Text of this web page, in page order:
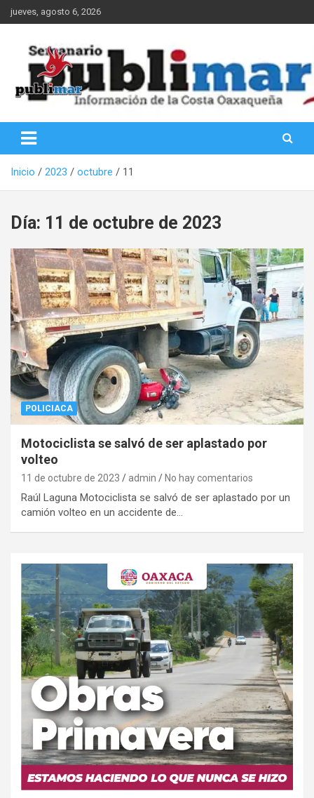
Saltar
al
jueves, agosto 6, 2026
PubliMar
Inicio 2023 octubre 11
Día: 11 de octubre de 2023
POLICIACA
Motociclista se salvó de ser aplastado por
volteo
11 de octubre de 2023 admin No hay comentarios
Raúl Laguna Motociclista se salvó de ser aplastado por un
camión volteo en un accidente de…